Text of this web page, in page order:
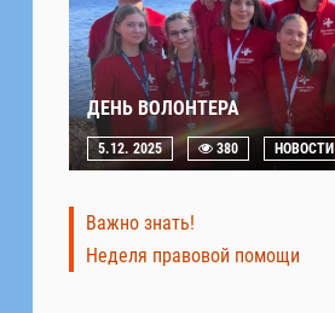
ДЕНЬ ВОЛОНТЕРА
5.12. 2025 380 НОВОСТИ
Важно знать!
Неделя правовой помощи